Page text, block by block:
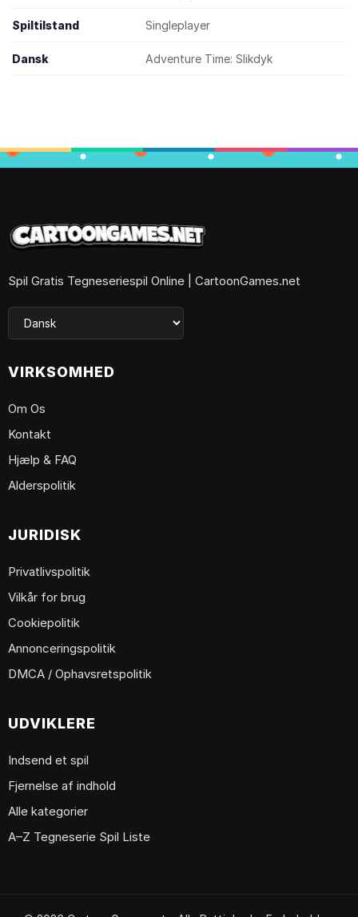
Spiltilstand Singleplayer
Dansk Adventure Time: Slikdyk
Spil Gratis Tegneseriespil Online | CartoonGames.net
VIRKSOMHED
Om Os
Kontakt
Hjælp & FAQ
Alderspolitik
JURIDISK
Privatlivspolitik
Vilkår for brug
Cookiepolitik
Annonceringspolitik
DMCA / Ophavsretspolitik
UDVIKLERE
Indsend et spil
Fjernelse af indhold
Alle kategorier
A–Z Tegneserie Spil Liste